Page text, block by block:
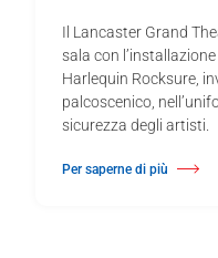
Il Lancaster Grand
sala con
Harlequin Rocksure,
palcoscenico,
sicurezza degli artisti.
Per saperne di più
Di Il Lancaster Grand